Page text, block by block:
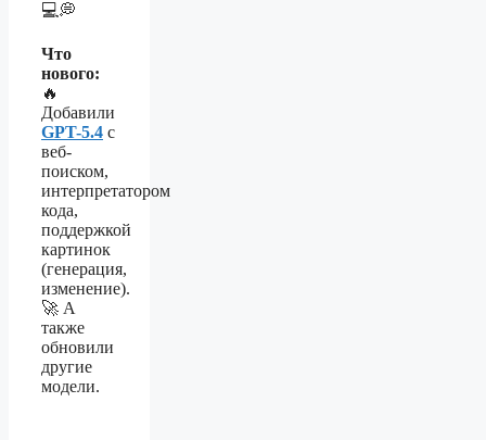
💻💭
Что
нового:
🔥
Добавили
GPT-5.4 с
веб-
поиском,
интерпретатором
кода,
поддержкой
картинок
(генерация,
изменение).
🚀 А
также
обновили
другие
модели.